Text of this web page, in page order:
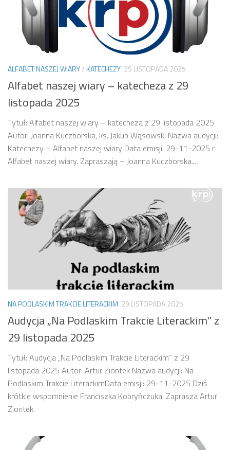
ALFABET NASZEJ WIARY/KATECHEZY 29 LISTOPADA 2025
Alfabet naszej wiary – katecheza z 29
listopada 2025
Tytuł: Alfabet naszej wiary – katecheza z 29 listopada 2025
Autor: Joanna Kuczborska, ks. Jakub Wąsowski Nazwa audycji:
Katechezy – Alfabet naszej wiary Data emisji: 29-11-2025 r.
Alfabet naszej wiary. Zapraszają – Joanna Kuczborska...
NA PODLASKIM TRAKCIE LITERACKIM 29 LISTOPADA 2025
Audycja „Na Podlaskim Trakcie Literackim” z
29 listopada 2025
Tytuł: Audycja „Na Podlaskim Trakcie Literackim” z 29
listopada 2025 Autor: Artur Ziontek Nazwa audycji: Na
Podlaskim Trakcie LiterackimData emisji: 29-11-2025 Dziś
krótkie wspomnienie Franciszka Kobryńczuka. Zaprasza Artur
Ziontek.